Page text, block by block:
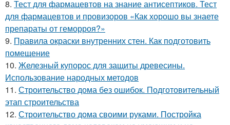
8. Тест для фармацевтов на знание антисептиков. Тест
для фармацевтов и провизоров «Как хорошо вы знаете
препараты от геморроя?»
9. Правила окраски внутренних стен. Как подготовить
помещение
10. Железный купорос для защиты древесины.
Использование народных методов
11. Строительство дома без ошибок. Подготовительный
этап строительства
12. Строительство дома своими руками. Постройка